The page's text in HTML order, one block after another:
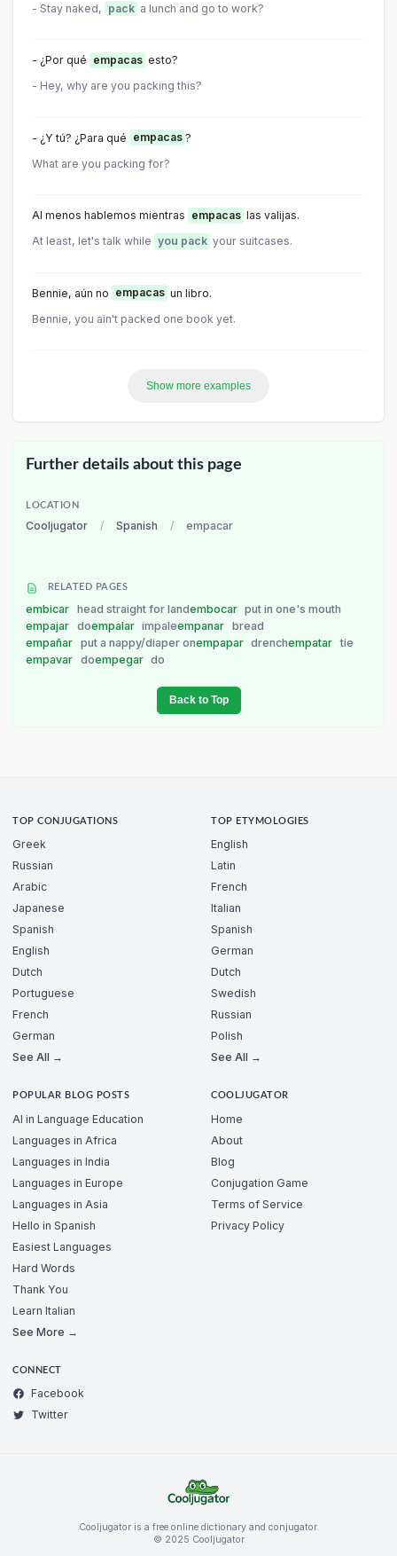
- Stay naked, pack a lunch and go to work?
- ¿Por qué empacas esto?
- Hey, why are you packing this?
- ¿Y tú? ¿Para qué empacas ?
What are you packing for?
Al menos hablemos mientras empacas las valijas.
At least, let's talk while you pack your suitcases.
Bennie, aún no empacas un libro.
Bennie, you ain't packed one book yet.
Show more examples
Further details about this page
LOCATION
Cooljugator / Spanish / empacar
RELATED PAGES
embicar head straight for landembocar put in one's mouth
empajar doempalar impaleempanar bread
empañar put a nappy/diaper onempapar drenchempatar tie
empavar doempegar do
Back to Top
TOP CONJUGATIONS
Greek
Russian
Arabic
Japanese
Spanish
English
Dutch
Portuguese
French
German
See All →
TOP ETYMOLOGIES
English
Latin
French
Italian
Spanish
German
Dutch
Swedish
Russian
Polish
See All →
POPULAR BLOG POSTS
AI in Language Education
Languages in Africa
Languages in India
Languages in Europe
Languages in Asia
Hello in Spanish
Easiest Languages
Hard Words
Thank You
Learn Italian
See More →
COOLJUGATOR
Home
About
Blog
Conjugation Game
Terms of Service
Privacy Policy
CONNECT
Facebook
Twitter
Cooljugator is a free online dictionary and conjugator.
© 2025 Cooljugator